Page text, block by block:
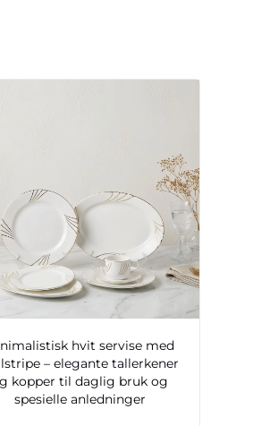
hvit servise med
– elegante tallerkener
kopper til daglig bruk og
spesielle anledninger